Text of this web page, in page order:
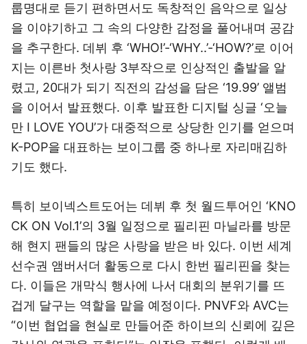
룹명대로 듣기 편하면서도 독창적인 음악으로 일상
을 이야기하고 그 속의 다양한 감정을 풀어내며 공감
을 추구한다. 데뷔 후 ‘WHO!’-‘WHY..’-‘HOW?’로 이어
지는 이른바 첫사랑 3부작으로 인상적인 출발을 알
렸고, 20대가 되기 직전의 감성을 담은 ‘19.99’ 앨범
을 이어서 발표했다. 이후 발표한 디지털 싱글 ‘오늘
만 I LOVE YOU’가 대중적으로 상당한 인기를 얻으며
K-POP을 대표하는 보이그룹 중 하나로 자리매김하
기도 했다.
특히 보이넥스트도어는 데뷔 후 첫 월드투어인 ‘KNO
CK ON Vol.1’의 3월 일정으로 필리핀 마닐라를 방문
해 현지 팬들의 많은 사랑을 받은 바 있다. 이번 세계
선수권 앰버서더 활동으로 다시 한번 필리핀을 찾는
다. 이들은 개막식 행사에 나서 대회의 분위기를 뜨
겁게 달구는 역할을 맡을 예정이다. PNVF와 AVC는
“이번 협업을 현실로 만들어준 하이브의 신뢰에 깊은